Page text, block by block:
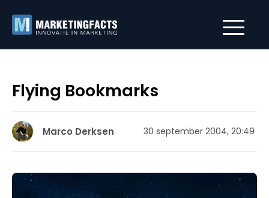
Flying Bookmarks
Marco Derksen 30 september 2004, 20:49